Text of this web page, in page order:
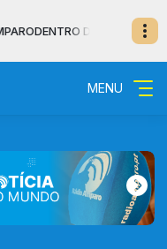
DENTRO DA NOITE -
MENU